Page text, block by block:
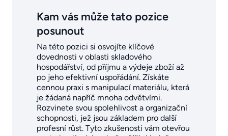
Kam vás může tato pozice
posunout
Na této pozici si osvojíte klíčové
dovednosti v oblasti skladového
hospodářství, od příjmu a výdeje zboží až
po jeho efektivní uspořádání. Získáte
cennou praxi s manipulací materiálu, která
je žádaná napříč mnoha odvětvími.
Rozvinete svou spolehlivost a organizační
schopnosti, jež jsou základem pro další
profesní růst. Tyto zkušenosti vám otevřou